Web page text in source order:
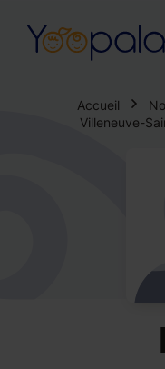
Accueil
Villeneuve-